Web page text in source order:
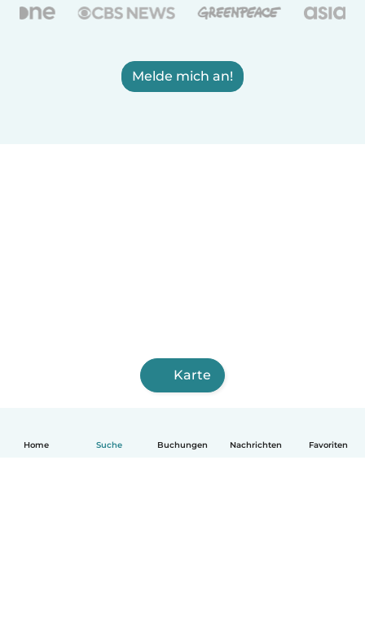
Home Suche Buchungen Nachrichten Favoriten
Melde mich an!
Karte